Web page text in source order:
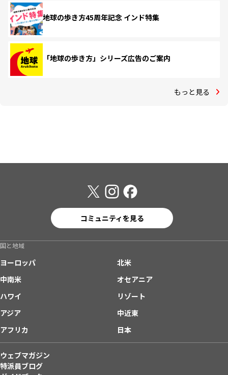
地球の歩き方45周年記念 インド特集
「地球の歩き方」シリーズ広告のご案内
もっと見る
コミュニティを見る
国と地域
ヨーロッパ
北米
中南米
オセアニア
ハワイ
リゾート
アジア
中近東
アフリカ
日本
ウェブマガジン
特派員ブログ